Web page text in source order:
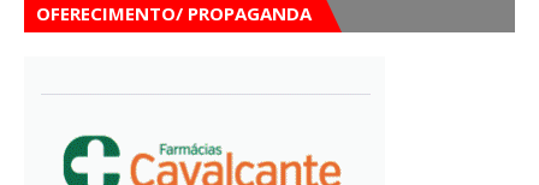
OFERECIMENTO/ PROPAGANDA